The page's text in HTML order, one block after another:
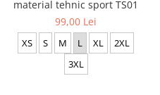
material tehnic sport TS01
99,00 Lei
XS S M L XL
2XL
3XL